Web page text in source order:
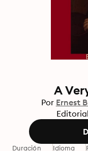
A
Por Ernest
Editorial
Duración Idioma